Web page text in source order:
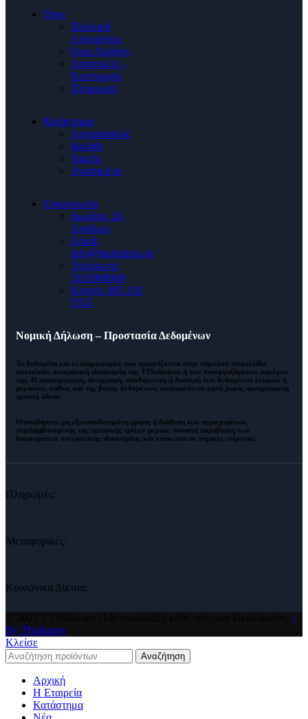
Όροι
Πολιτική
Απορρήτου
Όροι Χρήσης
Αποστολές -
Επιστροφές
Πληρωμές
Κατάστημα
Λογαριασμός
Καλάθι
Ταμείο
Αγαπημένα
Επικοινωνία
Δωρίδος 26,
Αιγάλεω
Email:
info@ttsolutions.gr
Τηλέφωνο:
2105908960
Κινητό: 695 192
5555
Νομική Δήλωση – Προστασία Δεδομένων
Τα δεδομένα και οι πληροφορίες που εμφανίζονται στην παρούσα ιστοσελίδα
αποτελούν πνευματική ιδιοκτησία της TTSolutions ή των συνεργαζόμενων παρόχων
της. Η αναπαραγωγή, αντιγραφή, αποθήκευση ή διανομή των δεδομένων (ολικών ή
μερικών), καθώς και της βάσης δεδομένων, απαγορεύεται ρητά χωρίς προηγούμενη
γραπτή άδεια.
Οποιαδήποτε μη εξουσιοδοτημένη χρήση ή διάθεση των περιεχομένων,
περιλαμβανομένης της εμπλοκής τρίτων μερών, συνιστά παραβίαση των
δικαιωμάτων πνευματικής ιδιοκτησίας και υπόκειται σε νομικές ενέργειες.
Πληρωμές:
Μεταφορικές:
Κοινωνικά Δίκτυα:
|
By Thinkeasy.
Κλείσε
Αναζήτηση
Αρχική
Η Εταιρεία
Κατάστημα